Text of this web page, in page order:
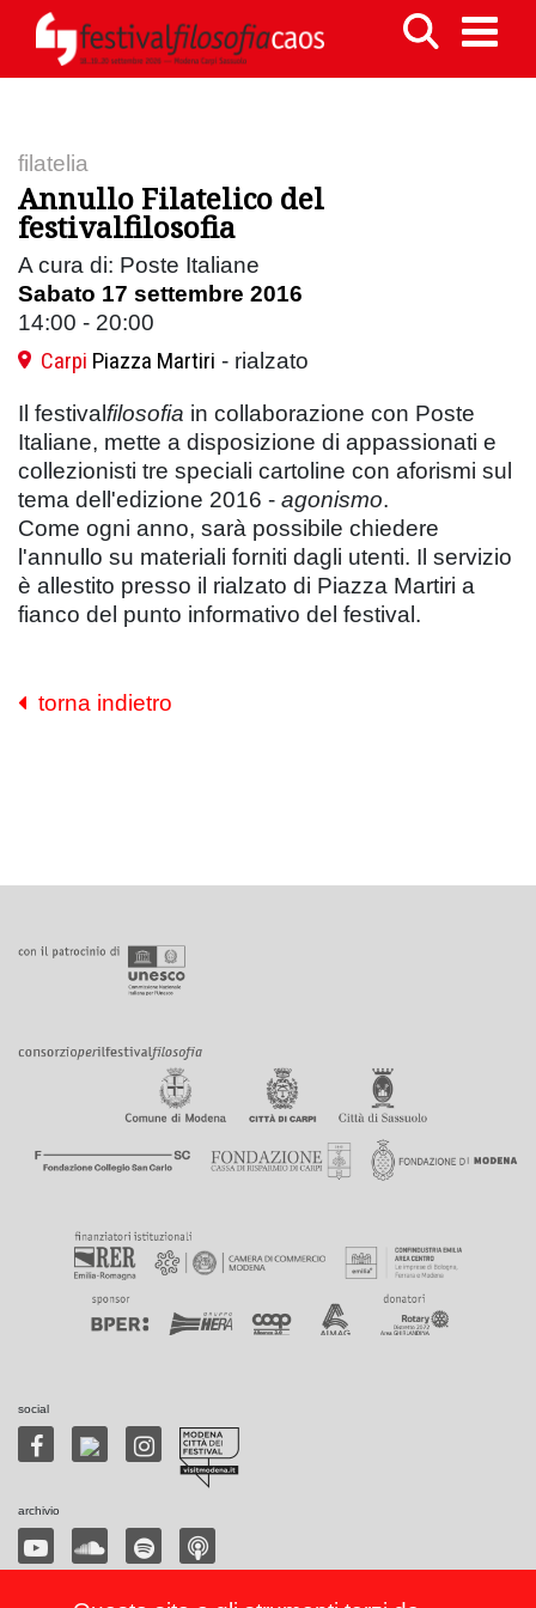
filatelia
Annullo Filatelico del
festivalfilosofia
A cura di: Poste Italiane
Sabato 17 settembre 2016
14:00 - 20:00
Carpi Piazza Martiri - rialzato
Il festivalfilosofia in collaborazione con Poste
Italiane, mette a disposizione di appassionati e
collezionisti tre speciali cartoline con aforismi sul
tema dell'edizione 2016 - agonismo.
Come ogni anno, sarà possibile chiedere
l'annullo su materiali forniti dagli utenti. Il servizio
è allestito presso il rialzato di Piazza Martiri a
fianco del punto informativo del festival.
torna indietro
social
archivio